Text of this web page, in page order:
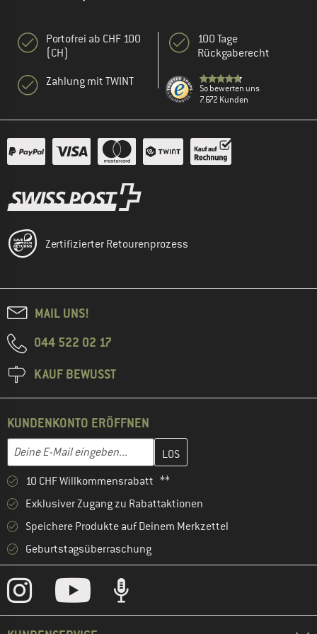
Portofrei ab CHF 100
(CH)
Zahlung mit TWINT
100 Tage
Rückgaberecht
So bewerten uns
7.672 Kunden
Zertifizierter Retourenprozess
MAIL UNS!
044 522 02 17
KAUF BEWUSST
KUNDENKONTO ERÖFFNEN
E-Mail-Adresse
Gib hier deine E-Mail-Adresse ein und erstelle im nächsten
10 CHF Willkommensrabatt **
Exklusiver Zugang zu Rabattaktionen
Speichere Produkte auf Deinem Merkzettel
Geburtstagsüberraschung